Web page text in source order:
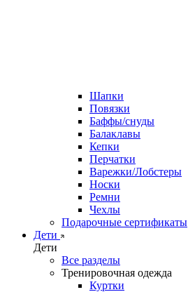
Шапки
Повязки
Баффы/снуды
Балаклавы
Кепки
Перчатки
Варежки/Лобстеры
Носки
Ремни
Чехлы
Подарочные сертификаты
Дети
Дети
Все разделы
Тренировочная одежда
Куртки